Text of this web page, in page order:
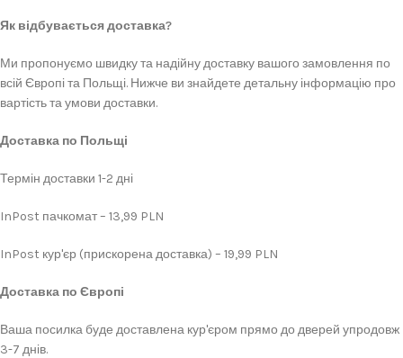
Як відбувається доставка?
Ми пропонуємо швидку та надійну доставку вашого замовлення по
всій Європі та Польщі. Нижче ви знайдете детальну інформацію про
вартість та умови доставки.
Доставка по Польщі
Термін доставки 1-2 дні
InPost пачкомат – 13,99 PLN
InPost кур'єр (прискорена доставка) – 19,99 PLN
Доставка по Європі
Ваша посилка буде доставлена кур'єром прямо до дверей упродовж
3-7 днів.